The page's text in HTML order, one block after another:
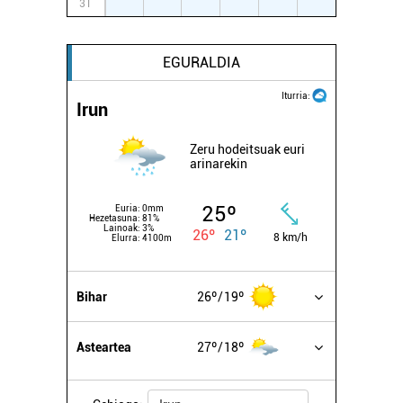
31
EGURALDIA
Iturria:
Irun
Zeru hodeitsuak euri
arinarekin
Euria: 0mm
Hezetasuna: 81%
Lainoak: 3%
Elurra: 4100m
25º
26º 21º 8 km/h
Bihar 26º 19º
Asteartea 27º 18º